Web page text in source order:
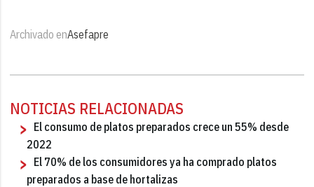
Archivado enAsefapre
NOTICIAS RELACIONADAS
El consumo de platos preparados crece un 55% desde
2022
El 70% de los consumidores ya ha comprado platos
preparados a base de hortalizas